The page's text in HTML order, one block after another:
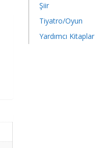
Şiir
Tiyatro/Oyun
Yardımcı Kitaplar